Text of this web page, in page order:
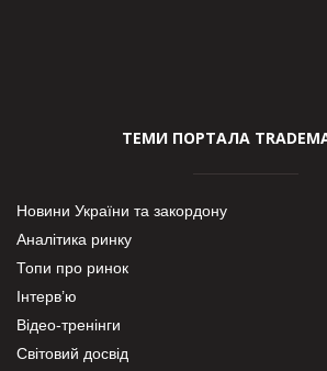
ТЕМИ ПОРТАЛА
Новини України та закордону
Аналітика ринку
Топи про ринок
Інтерв’ю
Відео-тренінги
Світовий досвід